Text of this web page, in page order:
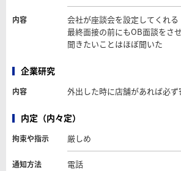
内容
会社が座談会を設定してくれる
最終面接の前にもOB面談をさ
聞きたいことはほぼ聞いた
企業研究
内容 外出した時に店舗があれば必
内定（内々定）
拘束や指示 厳しめ
通知方法 電話